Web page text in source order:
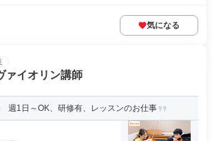
気になる
ァイオリン講師
週1日～OK、研修有、レッスンのお仕事